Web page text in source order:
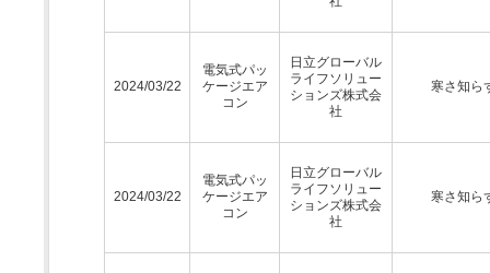
2024/03/22
電気式パッ
ケージエア
コン
日立グローバル
ライフソリュー
ションズ株式会
社
寒さ知ら
2024/03/22
電気式パッ
ケージエア
コン
日立グローバル
ライフソリュー
ションズ株式会
社
寒さ知ら